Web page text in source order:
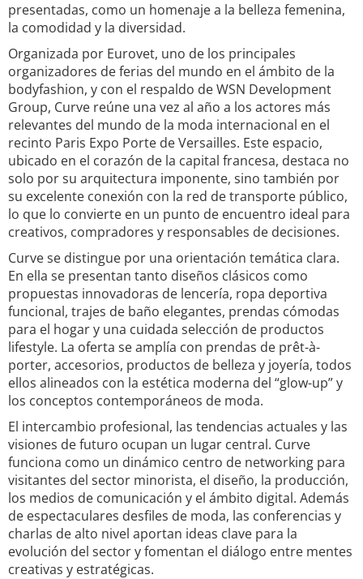
presentadas, como un homenaje a la belleza femenina,
la comodidad y la diversidad.
Organizada por Eurovet, uno de los principales
organizadores de ferias del mundo en el ámbito de la
bodyfashion, y con el respaldo de WSN Development
Group, Curve reúne una vez al año a los actores más
relevantes del mundo de la moda internacional en el
recinto Paris Expo Porte de Versailles. Este espacio,
ubicado en el corazón de la capital francesa, destaca no
solo por su arquitectura imponente, sino también por
su excelente conexión con la red de transporte público,
lo que lo convierte en un punto de encuentro ideal para
creativos, compradores y responsables de decisiones.
Curve se distingue por una orientación temática clara.
En ella se presentan tanto diseños clásicos como
propuestas innovadoras de lencería, ropa deportiva
funcional, trajes de baño elegantes, prendas cómodas
para el hogar y una cuidada selección de productos
lifestyle. La oferta se amplía con prendas de prêt-à-
porter, accesorios, productos de belleza y joyería, todos
ellos alineados con la estética moderna del “glow-up” y
los conceptos contemporáneos de moda.
El intercambio profesional, las tendencias actuales y las
visiones de futuro ocupan un lugar central. Curve
funciona como un dinámico centro de networking para
visitantes del sector minorista, el diseño, la producción,
los medios de comunicación y el ámbito digital. Además
de espectaculares desfiles de moda, las conferencias y
charlas de alto nivel aportan ideas clave para la
evolución del sector y fomentan el diálogo entre mentes
creativas y estratégicas.